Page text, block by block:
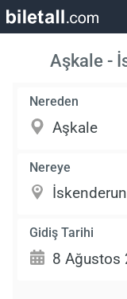
Aşkale -
Nereden
Nereye
Gidiş Tarihi